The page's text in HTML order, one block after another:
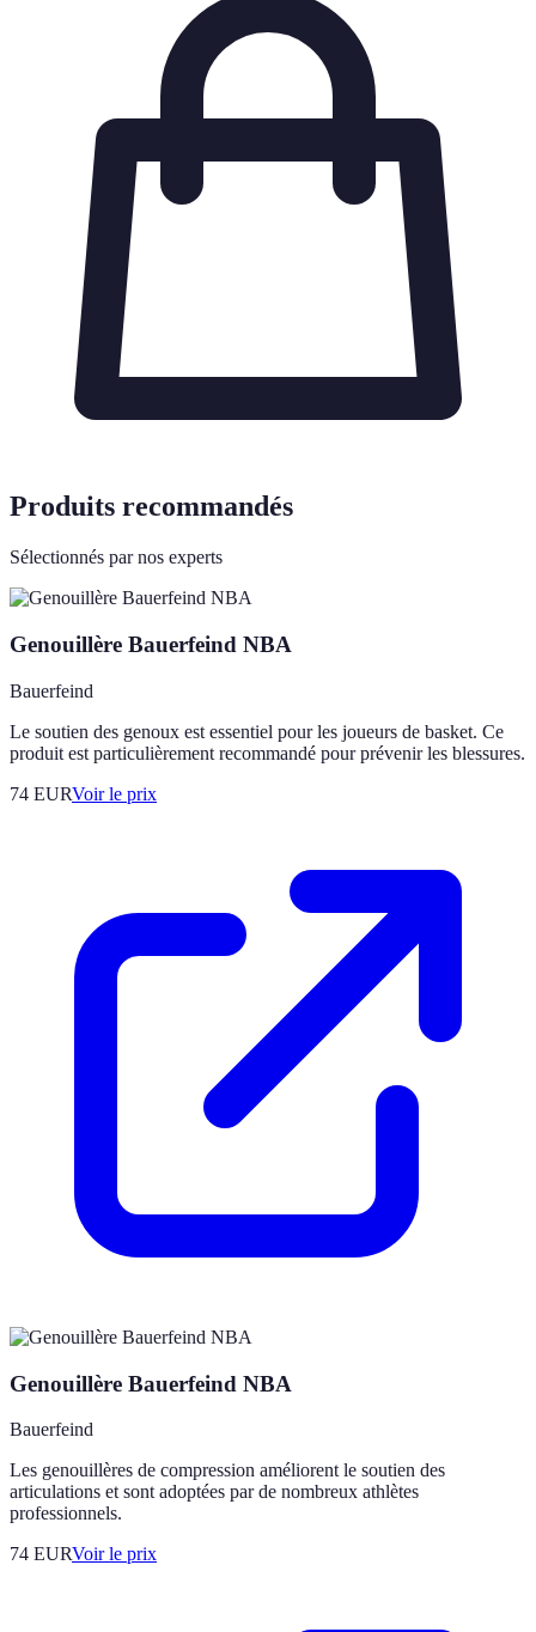
Produits recommandés
Sélectionnés par nos experts
Genouillère Bauerfeind NBA
Bauerfeind
Le soutien des genoux est essentiel pour les joueurs de basket. Ce
produit est particulièrement recommandé pour prévenir les blessures.
74 EURVoir le prix
Genouillère Bauerfeind NBA
Bauerfeind
Les genouillères de compression améliorent le soutien des
articulations et sont adoptées par de nombreux athlètes
professionnels.
74 EURVoir le prix